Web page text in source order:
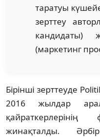
таратуы
зерттеу
кандидаты)
(маркетинг
Бірінші зерттеуде
2016 жылдар
қайраткерлерінің
жинақталды.